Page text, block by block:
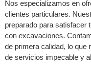
Nos especializamos en
clientes particulares.
preparado para satisfacer
con excavaciones.
de primera calidad, lo que
de servicios impecable y